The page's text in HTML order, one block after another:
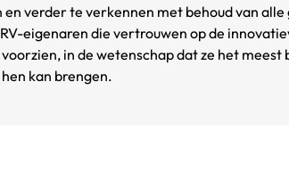
verder te verkennen met behoud van
eigenaren die vertrouwen op de
in de wetenschap dat ze het
kan brengen.